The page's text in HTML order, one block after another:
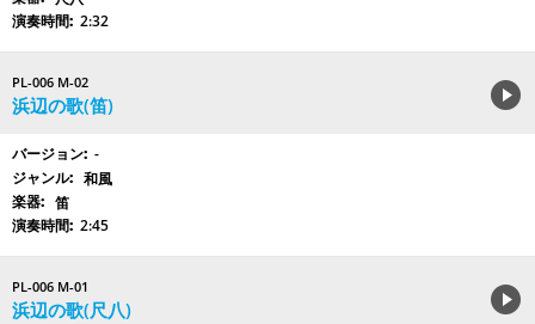
2:32
PL-006 M-02
浜辺の歌(笛)
-
和風
笛
2:45
PL-006 M-01
浜辺の歌(尺八)